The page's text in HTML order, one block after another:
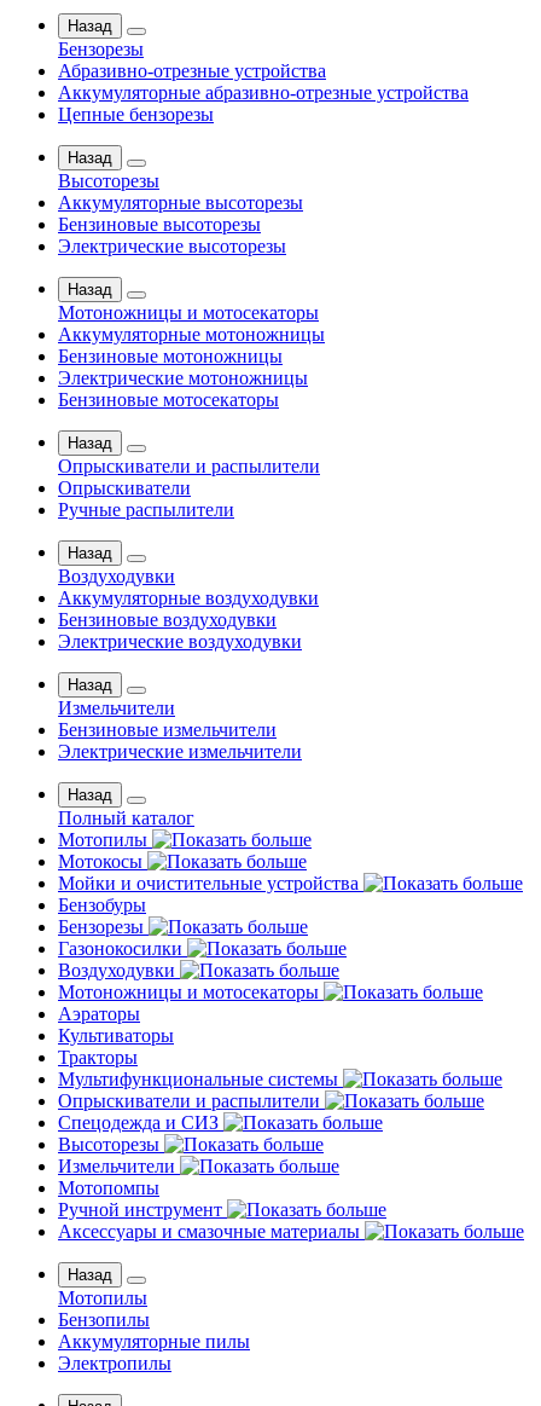
Назад
Бензорезы
Абразивно-отрезные устройства
Аккумуляторные абразивно-отрезные устройства
Цепные бензорезы
Назад
Высоторезы
Аккумуляторные высоторезы
Бензиновые высоторезы
Электрические высоторезы
Назад
Мотоножницы и мотосекаторы
Аккумуляторные мотоножницы
Бензиновые мотоножницы
Электрические мотоножницы
Бензиновые мотосекаторы
Назад
Опрыскиватели и распылители
Опрыскиватели
Ручные распылители
Назад
Воздуходувки
Аккумуляторные воздуходувки
Бензиновые воздуходувки
Электрические воздуходувки
Назад
Измельчители
Бензиновые измельчители
Электрические измельчители
Назад
Полный каталог
Мотопилы
Мотокосы
Мойки и очистительные устройства
Бензобуры
Бензорезы
Газонокосилки
Воздуходувки
Мотоножницы и мотосекаторы
Аэраторы
Культиваторы
Тракторы
Мультифункциональные системы
Опрыскиватели и распылители
Спецодежда и СИЗ
Высоторезы
Измельчители
Мотопомпы
Ручной инструмент
Аксессуары и смазочные материалы
Назад
Мотопилы
Бензопилы
Аккумуляторные пилы
Электропилы